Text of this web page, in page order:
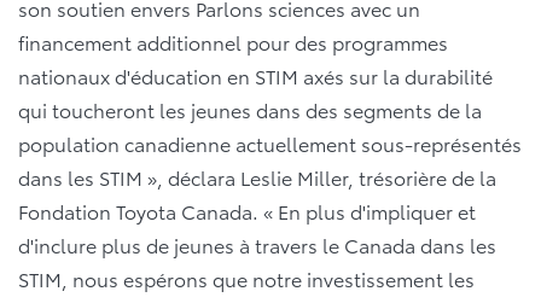
son soutien envers Parlons sciences avec un
financement additionnel pour des programmes
nationaux d'éducation en STIM axés sur la durabilité
qui toucheront les jeunes dans des segments de la
population canadienne actuellement sous-représentés
dans les STIM », déclara Leslie Miller, trésorière de la
Fondation Toyota Canada. « En plus d'impliquer et
d'inclure plus de jeunes à travers le Canada dans les
STIM, nous espérons que notre investissement les